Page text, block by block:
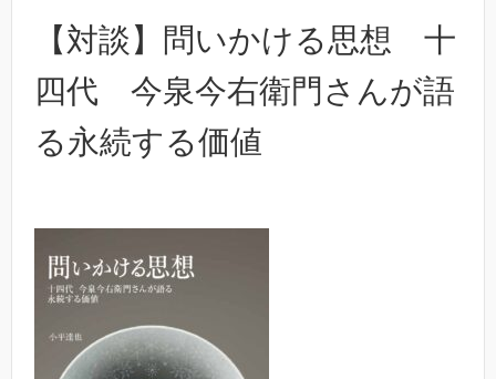
【対談】問いかける思想 十
四代 今泉今右衛門さんが語
る永続する価値